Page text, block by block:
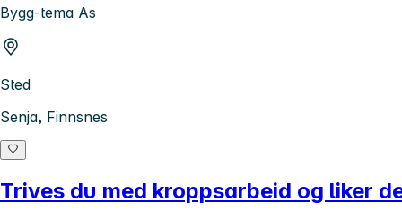
Bygg-tema As
Sted
Senja, Finnsnes
Trives du med kroppsarbeid og liker